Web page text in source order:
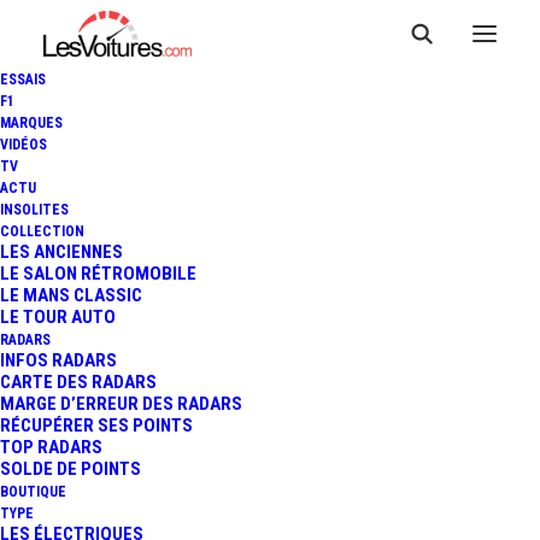
ESSAIS
F1
MARQUES
VIDÉOS
TV
ACTU
INSOLITES
COLLECTION
LES ANCIENNES
LE SALON RÉTROMOBILE
LE MANS CLASSIC
LE TOUR AUTO
RADARS
INFOS RADARS
CARTE DES RADARS
MARGE D’ERREUR DES RADARS
RÉCUPÉRER SES POINTS
TOP RADARS
SOLDE DE POINTS
BOUTIQUE
TYPE
LES ÉLECTRIQUES